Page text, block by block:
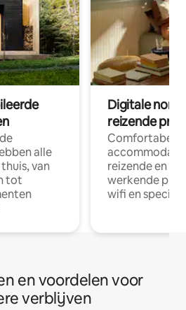
alle
van
tot
Digitale
reizende
Comfortabele
reizende en
werkende
wifi en
en voordelen voor
verblijven